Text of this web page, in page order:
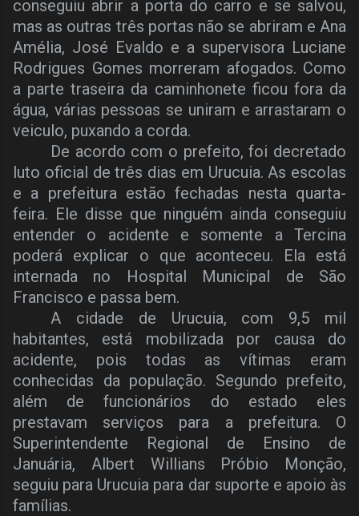
conseguiu abrir a porta do carro e se salvou,
mas as outras três portas não se abriram e Ana
Amélia, José Evaldo e a supervisora Luciane
Rodrigues Gomes morreram afogados. Como
a parte traseira da caminhonete ficou fora da
água, várias pessoas se uniram e arrastaram o
veiculo, puxando a corda.
De acordo com o prefeito, foi decretado
luto oficial de três dias em Urucuia. As escolas
e a prefeitura estão fechadas nesta quarta-
feira. Ele disse que ninguém ainda conseguiu
entender o acidente e somente a Tercina
poderá explicar o que aconteceu. Ela está
internada no Hospital Municipal de São
Francisco e passa bem.
A cidade de Urucuia, com 9,5 mil
habitantes, está mobilizada por causa do
acidente, pois todas as vítimas eram
conhecidas da população. Segundo prefeito,
além de funcionários do estado eles
prestavam serviços para a prefeitura. O
Superintendente Regional de Ensino de
Januária, Albert Willians Próbio Monção,
seguiu para Urucuia para dar suporte e apoio às
famílias.